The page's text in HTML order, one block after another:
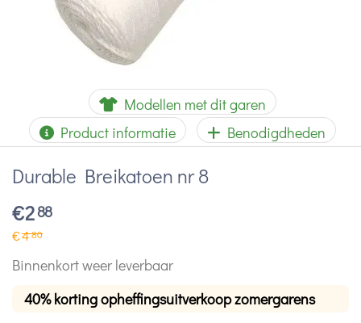
Modellen met dit garen
Product informatie
Benodigdheden
Durable Breikatoen nr 8
€288
€480
Binnenkort weer leverbaar
40% korting opheffingsuitverkoop zomergarens